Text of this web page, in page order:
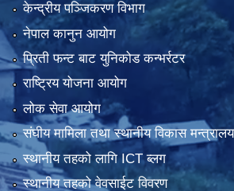
केन्द्रीय पञ्जिकरण विभाग
नेपाल कानुन आयोग
प्रिती फन्ट बाट युनिकोड कन्भर्रटर
राष्ट्रिय योजना आयोग
लोक सेवा आयोग
संघीय मामिला तथा स्थानीय विकास मन्त्रालय
स्थानीय तहको लागि ICT ब्लग
स्थानीय तहको वेवसाईट विवरण